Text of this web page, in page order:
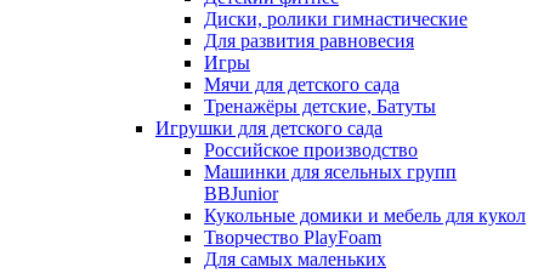
Диски, ролики гимнастические
Для развития равновесия
Игры
Мячи для детского сада
Тренажёры детские, Батуты
Игрушки для детского сада
Российское производство
Машинки для ясельных групп
BBJunior
Кукольные домики и мебель для кукол
Творчество PlayFoam
Для самых маленьких